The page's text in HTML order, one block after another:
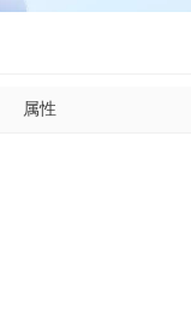
属性